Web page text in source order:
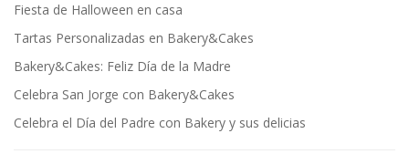
Fiesta de Halloween en casa
Tartas Personalizadas en Bakery&Cakes
Bakery&Cakes: Feliz Día de la Madre
Celebra San Jorge con Bakery&Cakes
Celebra el Día del Padre con Bakery y sus delicias